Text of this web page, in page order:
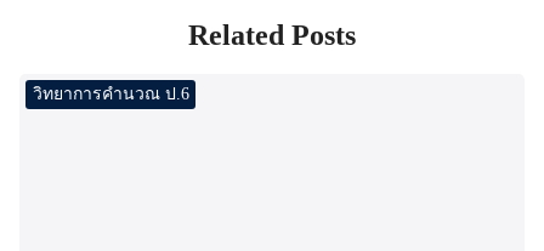
Related Posts
วิทยาการคำนวณ ป.6